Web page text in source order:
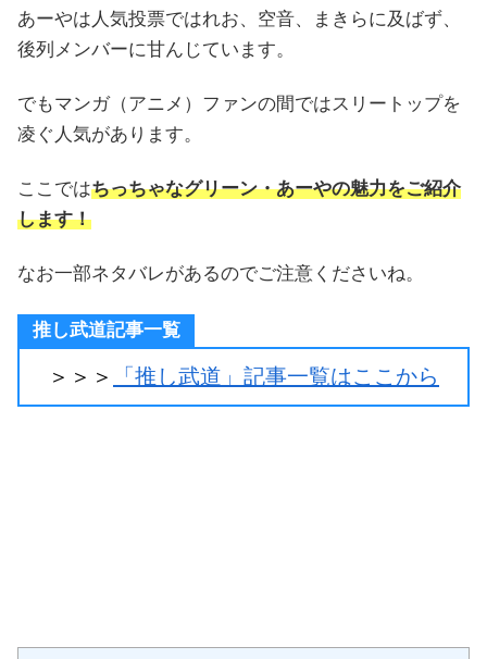
あーやは人気投票ではれお、空音、まきらに及ばず、
後列メンバーに甘んじています。
でもマンガ（アニメ）ファンの間ではスリートップを
凌ぐ人気があります。
ここではちっちゃなグリーン・あーやの魅力をご紹介
します！
なお一部ネタバレがあるのでご注意くださいね。
推し武道記事一覧
＞＞＞ 「推し武道」記事一覧はここから